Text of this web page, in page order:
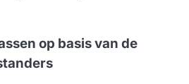
op basis van de